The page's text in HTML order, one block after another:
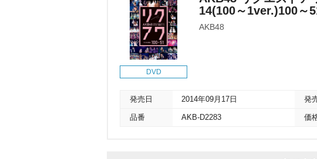
DVD
14(100～1ver.)100～
AKB48
発売日 2014年09月17日 発
品番 AKB-D2283 価